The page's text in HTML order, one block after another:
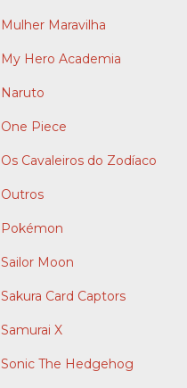
Mulher Maravilha
My Hero Academia
Naruto
One Piece
Os Cavaleiros do Zodíaco
Outros
Pokémon
Sailor Moon
Sakura Card Captors
Samurai X
Sonic The Hedgehog